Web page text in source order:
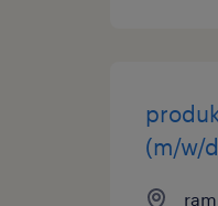
(m/w/